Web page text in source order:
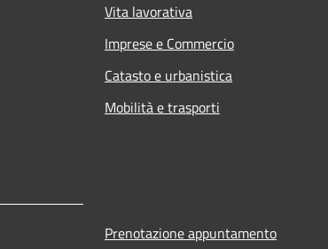
Vita lavorativa
Imprese e Commercio
Catasto e urbanistica
Mobilità e trasporti
Prenotazione appuntamento